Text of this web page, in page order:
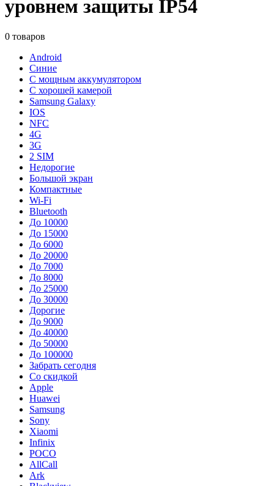
уровнем защиты IP54
0 товаров
Android
Синие
С мощным аккумулятором
С хорошей камерой
Samsung Galaxy
IOS
NFC
4G
3G
2 SIM
Недорогие
Большой экран
Компактные
Wi-Fi
Bluetooth
До 10000
До 15000
До 6000
До 20000
До 7000
До 8000
До 25000
До 30000
Дорогие
До 9000
До 40000
До 50000
До 100000
Забрать сегодня
Со скидкой
Apple
Huawei
Samsung
Sony
Xiaomi
Infinix
POCO
AllCall
Ark